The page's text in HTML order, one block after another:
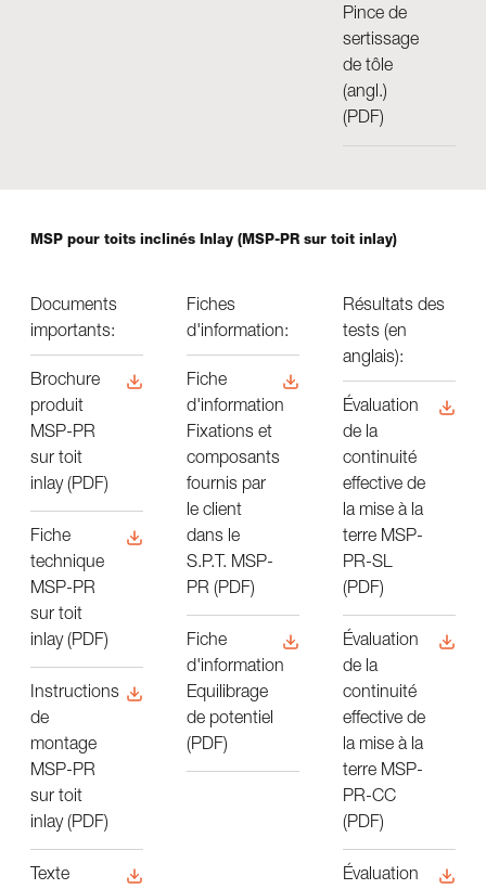
Pince de
sertissage
de tôle
(angl.)
(PDF)
MSP pour toits inclinés Inlay (MSP-PR sur toit inlay)
Documents
importants:
Brochure
produit
MSP-PR
sur toit
inlay (PDF)
Fiche
technique
MSP-PR
sur toit
inlay (PDF)
Instructions
de
montage
MSP-PR
sur toit
inlay (PDF)
Texte
Fiches
d'information:
Fiche
d'information
Fixations et
composants
fournis par
le client
dans le
S.P.T. MSP-
PR (PDF)
Fiche
d'information
Equilibrage
de potentiel
(PDF)
​Résultats des
tests (en
anglais):
Évaluation
de la
continuité
effective de
la mise à la
terre MSP-
PR-SL
(PDF)
Évaluation
de la
continuité
effective de
la mise à la
terre MSP-
PR-CC
(PDF)
Évaluation